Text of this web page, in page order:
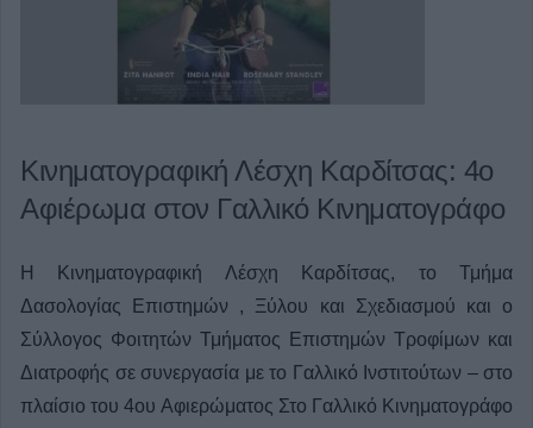
Κινηματογραφική Λέσχη Καρδίτσας: 4ο
Αφιέρωμα στον Γαλλικό Κινηματογράφο
Η Κινηματογραφική Λέσχη Καρδίτσας, το Τμήμα
Δασολογίας Επιστημών , Ξύλου και Σχεδιασμού και ο
Σύλλογος Φοιτητών Τμήματος Επιστημών Τροφίμων και
Διατροφής σε συνεργασία με το Γαλλικό Ινστιτούτων – στο
πλαίσιο του 4ου Αφιερώματος Στο Γαλλικό Κινηματογράφο